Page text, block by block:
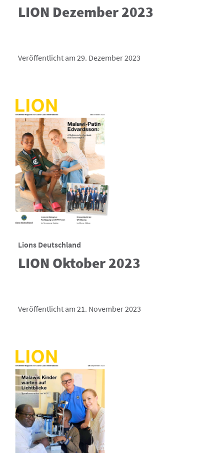
LION Dezember 2023
Veröffentlicht am 29. Dezember 2023
Lions Deutschland
LION Oktober 2023
Veröffentlicht am 21. November 2023